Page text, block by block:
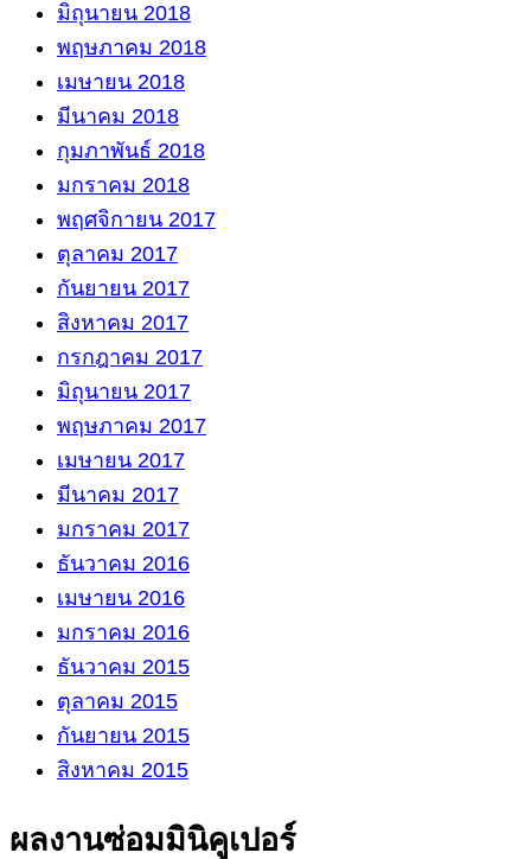
มิถุนายน 2018
พฤษภาคม 2018
เมษายน 2018
มีนาคม 2018
กุมภาพันธ์ 2018
มกราคม 2018
พฤศจิกายน 2017
ตุลาคม 2017
กันยายน 2017
สิงหาคม 2017
กรกฎาคม 2017
มิถุนายน 2017
พฤษภาคม 2017
เมษายน 2017
มีนาคม 2017
มกราคม 2017
ธันวาคม 2016
เมษายน 2016
มกราคม 2016
ธันวาคม 2015
ตุลาคม 2015
กันยายน 2015
สิงหาคม 2015
ผลงานซ่อมมินิคูเปอร์